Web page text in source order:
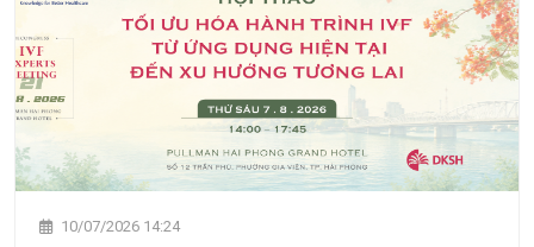
10/07/2026 14:24